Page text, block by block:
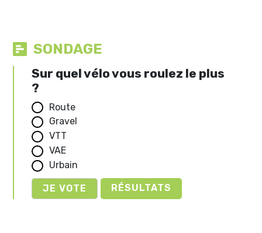
SONDAGE
Sur quel vélo vous roulez le plus
?
Route
Gravel
VTT
VAE
Urbain
RÉSULTATS